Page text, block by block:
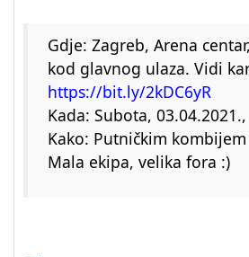
Gdje: Zagreb, Arena
kod glavnog ulaza. Vidi
https://bit.ly/2kDC6yR
Kada: Subota,
Kako: Putničkim
Mala ekipa, velika fora :)